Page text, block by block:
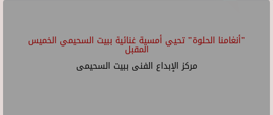
"أنغامنا الحلوة" تحيي أمسية غنائية ببيت السحيمي الخميس
المقبل
مركز الإبداع الفنى ببيت السحيمى